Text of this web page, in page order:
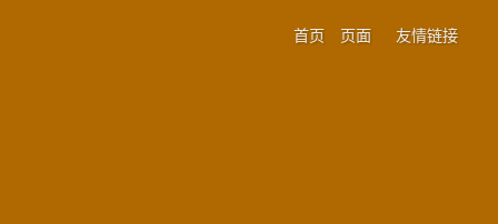
首页 页面 友情链接